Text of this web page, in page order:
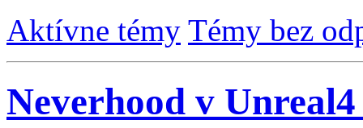
Aktívne témy Témy bez
Neverhood v